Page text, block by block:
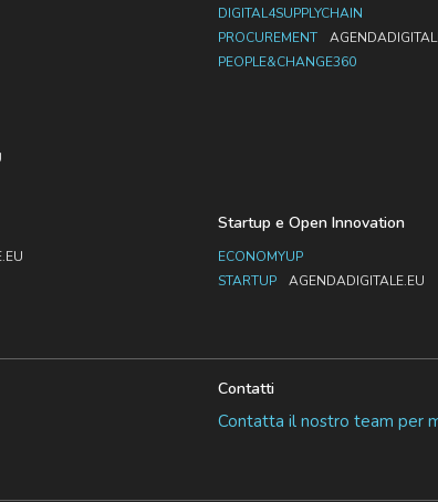
DIGITAL4SUPPLYCHAIN
PROCUREMENT
PEOPLE&CHANGE360
Startup e Open Innovation
ECONOMYUP
STARTUP
AGENDADIGITALE.EU
Contatti
Contatta il nostro team per